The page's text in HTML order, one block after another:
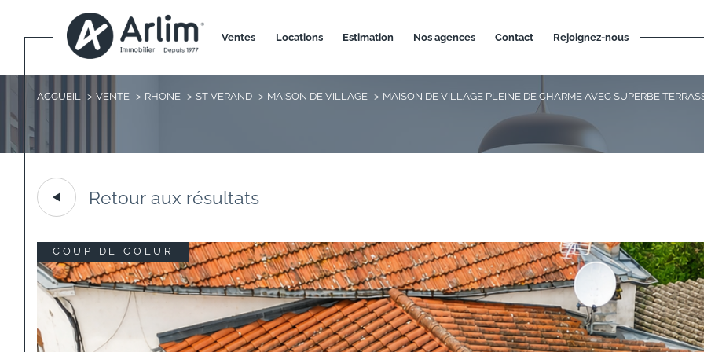
ventes locations estimation nos agences contact rejoignez-nous
ACCUEIL VENTE RHONE ST VERAND MAISON DE VILLAGE MAISON DE VILLAGE PLEINE DE CHARME AVEC SUPERBE
Retour aux résultats
COUP DE COEUR